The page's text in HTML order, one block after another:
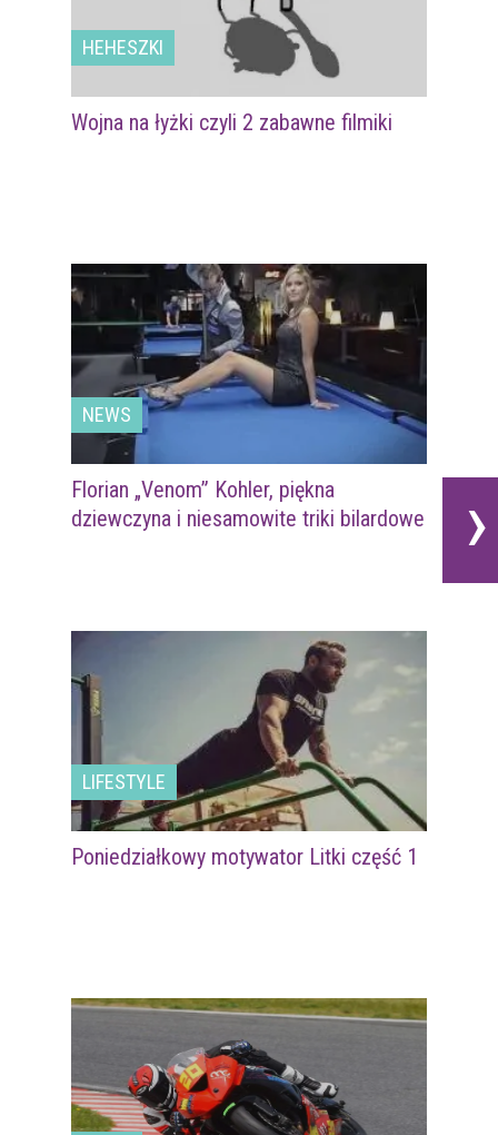
HEHESZKI
Wojna na łyżki czyli 2 zabawne filmiki
NEWS
Florian „Venom” Kohler, piękna
dziewczyna i niesamowite triki bilardowe
LIFESTYLE
Poniedziałkowy motywator Litki część 1
›